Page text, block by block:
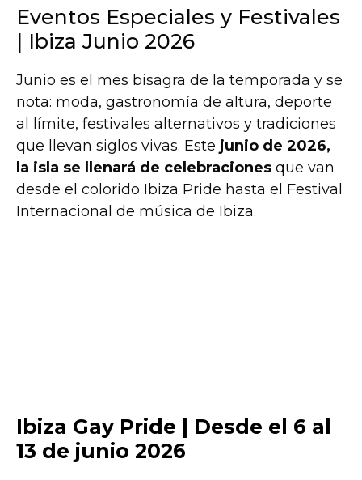
Eventos Especiales y Festivales
| Ibiza Junio 2026
Junio es el mes bisagra de la temporada y se
nota: moda, gastronomía de altura, deporte
al límite, festivales alternativos y tradiciones
que llevan siglos vivas. Este junio de 2026,
la isla se llenará de celebraciones que van
desde el colorido Ibiza Pride hasta el Festival
Internacional de música de Ibiza.
Ibiza Gay Pride | Desde el 6 al
13 de junio 2026